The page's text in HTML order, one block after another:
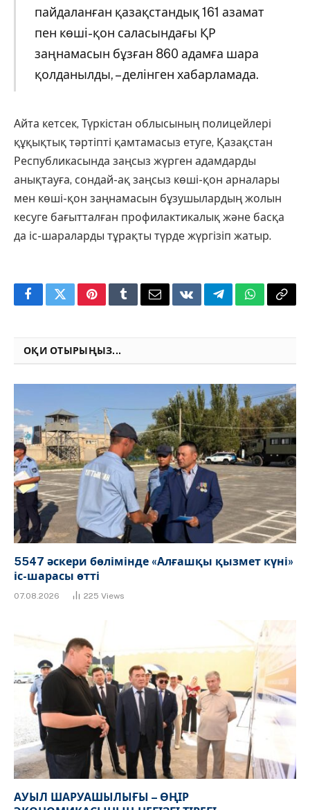
пайдаланған қазақстандық 161 азамат
пен көші-қон саласындағы ҚР
заңнамасын бұзған 860 адамға шара
қолданылды, – делінген хабарламада.
Айта кетсек, Түркістан облысының полицейлері
құқықтық тәртіпті қамтамасыз етуге, Қазақстан
Республикасында заңсыз жүрген адамдарды
анықтауға, сондай-ақ заңсыз көші-қон арналары
мен көші-қон заңнамасын бұзушылардың жолын
кесуге бағытталған профилактикалық және басқа
да іс-шараларды тұрақты түрде жүргізіп жатыр.
FacebookTwitterPinterestTumblrEmailVKontakteTelegramWhatsApp
Copy
ОҚИ ОТЫРЫҢЫЗ...
5547 әскери бөлімінде «Алғашқы қызмет күні»
іс-шарасы өтті
07.08.2026 225 Views
АУЫЛ ШАРУАШЫЛЫҒЫ – ӨҢІР